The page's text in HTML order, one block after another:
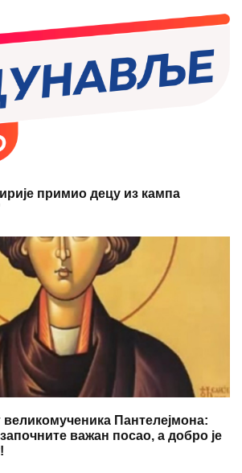
примио децу из кампа
Пантелејмона:
важан посао, а добро је